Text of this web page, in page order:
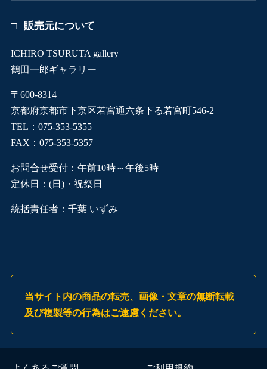
販売元について
ICHIRO TSURUTA gallery
鶴田一郎ギャラリー
〒600-8314
京都府京都市下京区若宮通六条下る若宮町546-2
TEL：075-353-5355
FAX：075-353-5357
お問合せ受付：午前10時～午後5時
定休日：(日)・祝祭日
統括責任者：千葉 いずみ
当サイト内の商品の転売、画像・文章の無断転載
及び複製等の行為はご遠慮ください。